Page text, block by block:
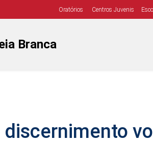
Oratórios Centros Juvenis
Branca